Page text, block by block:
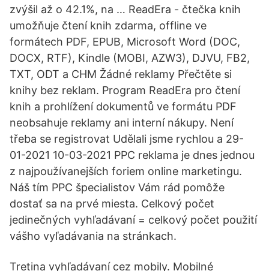
zvýšil až o 42.1%, na … ReadEra - čtečka knih
umožňuje čtení knih zdarma, offline ve
formátech PDF, EPUB, Microsoft Word (DOC,
DOCX, RTF), Kindle (MOBI, AZW3), DJVU, FB2,
TXT, ODT a CHM Žádné reklamy Přečtěte si
knihy bez reklam. Program ReadEra pro čtení
knih a prohlížení dokumentů ve formátu PDF
neobsahuje reklamy ani interní nákupy. Není
třeba se registrovat Udělali jsme rychlou a 29-
01-2021 10-03-2021 PPC reklama je dnes jednou
z najpoužívanejších foriem online marketingu.
Náš tím PPC špecialistov Vám rád pomôže
dostať sa na prvé miesta. Celkový počet
jedinečných vyhľadávaní = celkový počet použití
vášho vyľadávania na stránkach.
Tretina vyhľadávaní cez mobily. Mobilné